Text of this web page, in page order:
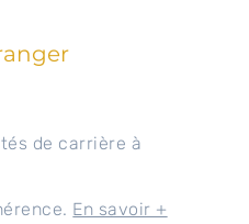
de carrière à
En savoir +